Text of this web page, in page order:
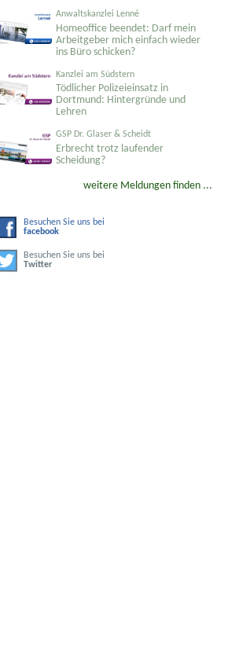
Anwaltskanzlei Lenné
Homeoffice beendet: Darf mein
Arbeitgeber mich einfach wieder
ins Büro schicken?
Kanzlei am Südstern
Tödlicher Polizeieinsatz in
Dortmund: Hintergründe und
Lehren
GSP Dr. Glaser & Scheidt
Erbrecht trotz laufender
Scheidung?
weitere Meldungen finden ...
Besuchen Sie uns bei
facebook
Besuchen Sie uns bei
Twitter